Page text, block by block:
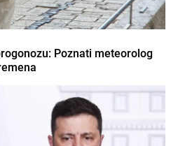
Poznati meteorolog